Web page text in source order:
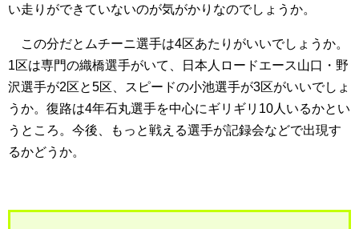
い走りができていないのが気がかりなのでしょうか。
この分だとムチーニ選手は4区あたりがいいでしょうか。
1区は専門の織橋選手がいて、日本人ロードエース山口・野
沢選手が2区と5区、スピードの小池選手が3区がいいでしょ
うか。復路は4年石丸選手を中心にギリギリ10人いるかとい
うところ。今後、もっと戦える選手が記録会などで出現す
るかどうか。